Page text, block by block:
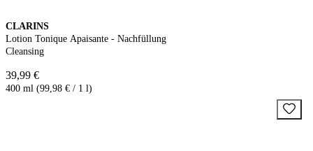
CLARINS
Lotion Tonique Apaisante - Nachfüllung
Cleansing
39,99 €
400 ml (99,98 € / 1 l)